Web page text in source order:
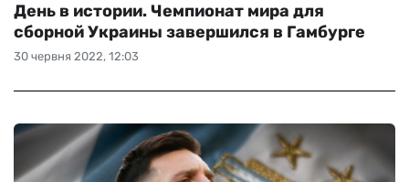
30 червня 2022, 12:03
День в истории. Чемпионат мира для
сборной Украины завершился в Гамбурге